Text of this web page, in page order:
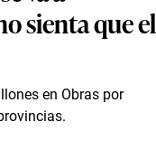
sienta que el
en Obras por